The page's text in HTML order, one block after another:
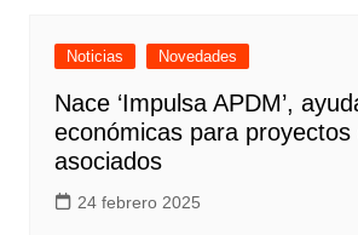
Noticias Novedades
Nace ‘Impulsa APDM’,
económicas para proyectos
asociados
24 febrero 2025